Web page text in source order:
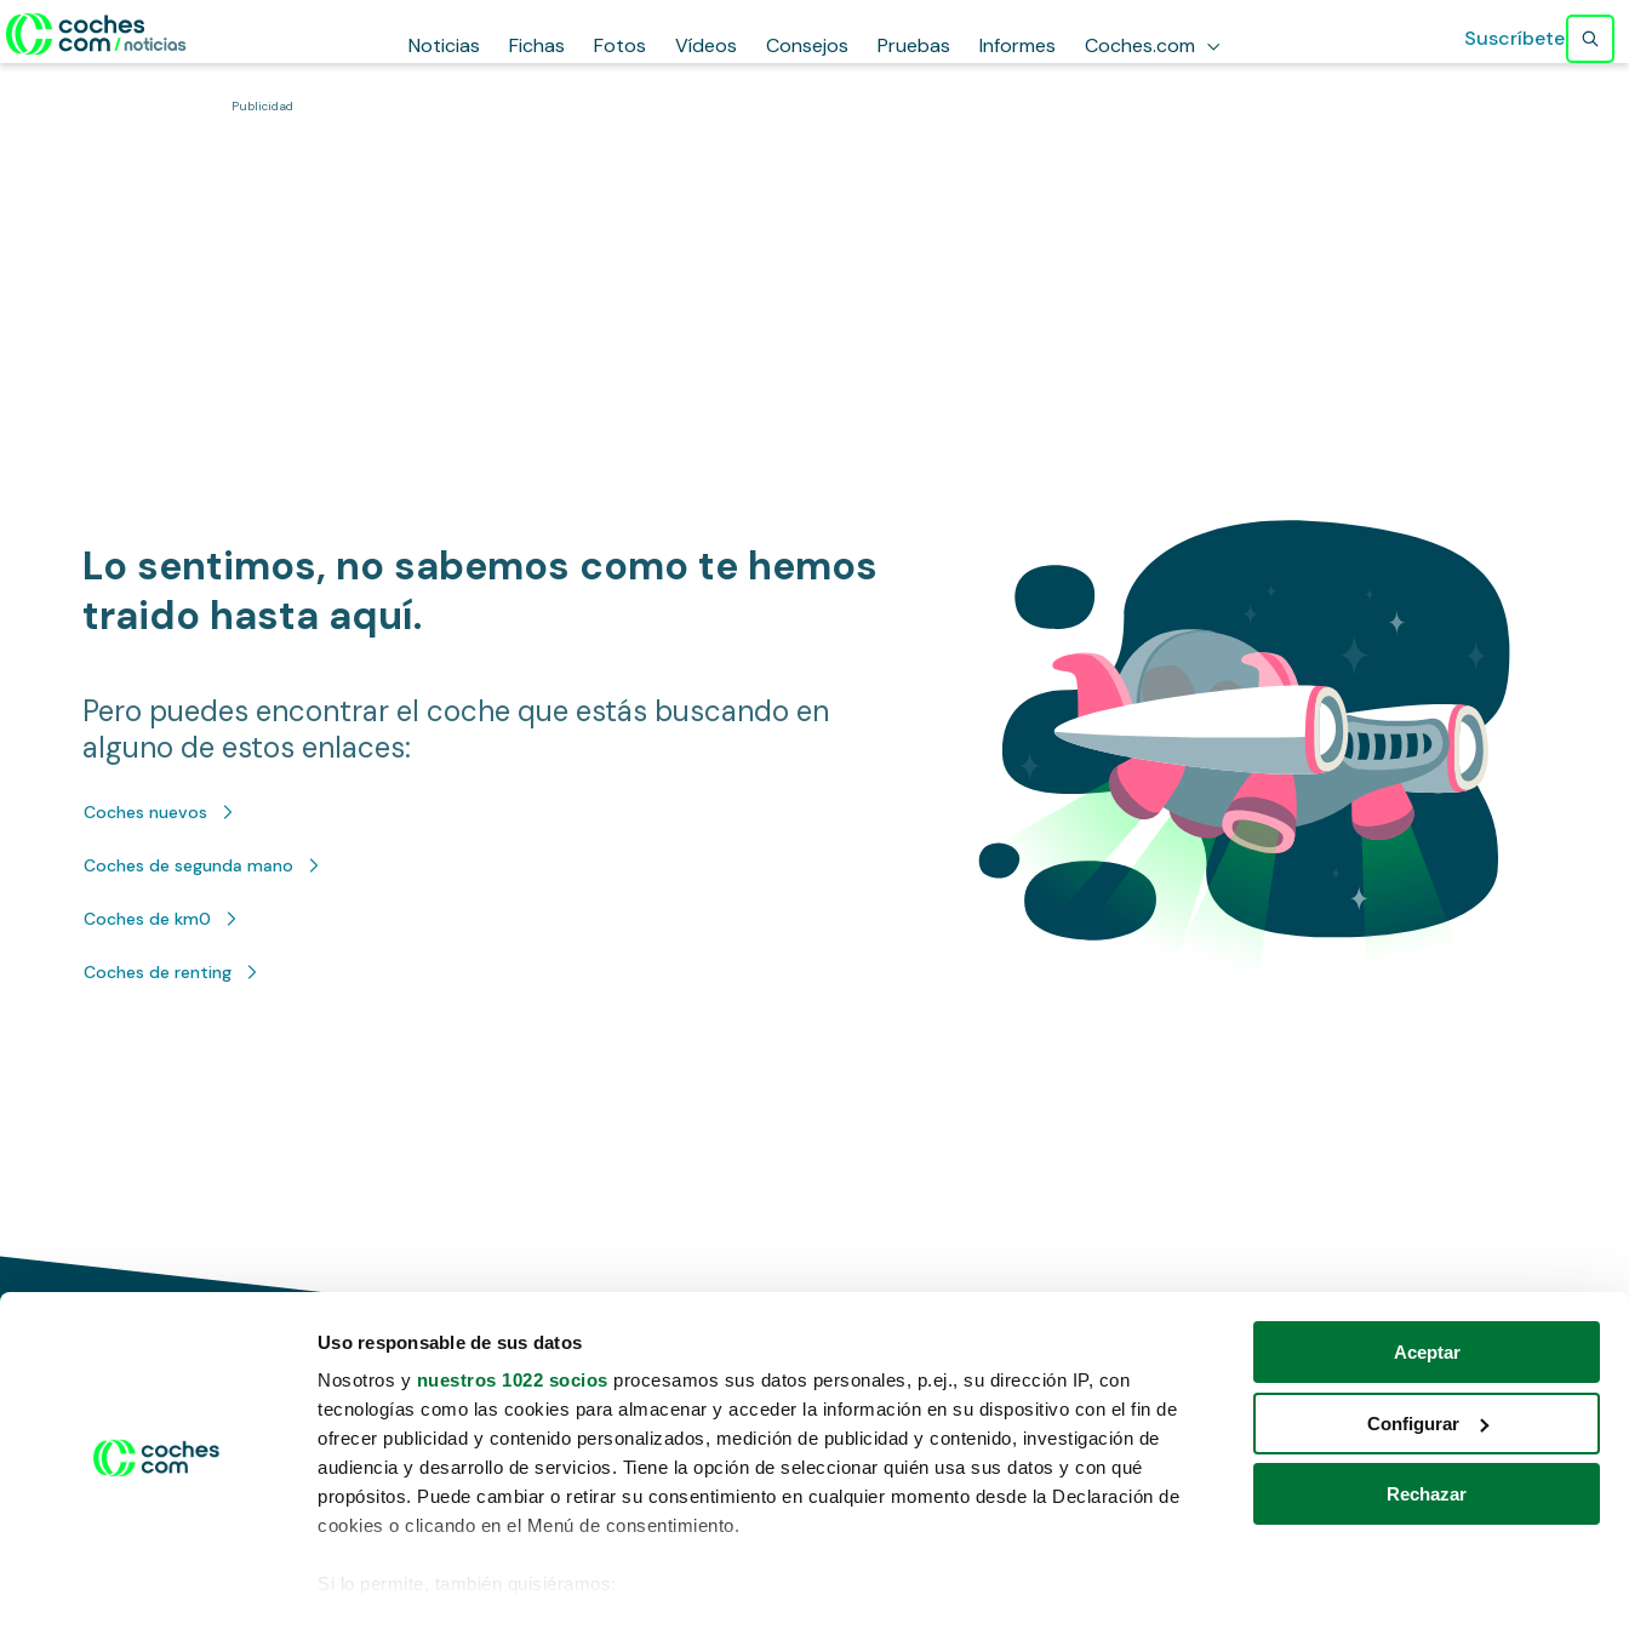
Uso responsable de sus datos
Nosotros y nuestros 1022 socios procesamos sus datos personales, p.ej., su dirección IP, con
tecnologías como las cookies para almacenar y acceder la información en su dispositivo con el fin de
ofrecer publicidad y contenido personalizados, medición de publicidad y contenido, investigación de
audiencia y desarrollo de servicios. Tiene la opción de seleccionar quién usa sus datos y con qué
propósitos. Puede cambiar o retirar su consentimiento en cualquier momento desde la Declaración de
cookies o clicando en el Menú de consentimiento.
Si lo permite, también quisiéramos:
Aceptar
Configurar
Rechazar
Noticias Fichas Fotos Vídeos Consejos Pruebas Informes Coches.com Suscríbete
Publicidad
Lo sentimos, no sabemos como te hemos
traido hasta aquí.
Pero puedes encontrar el coche que estás buscando en
alguno de estos enlaces:
Coches nuevos
Coches de segunda mano
Coches de km0
Coches de renting
Conduce tu futuro,
desata tu movilidad